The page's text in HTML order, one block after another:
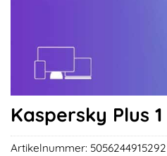
Kaspersky Plus
Artikelnummer: 5056244915292